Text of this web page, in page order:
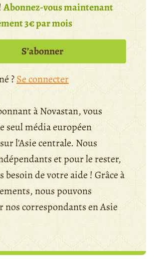
Abonnez-vous maintenant
3€ par mois
S’abonner
?Se connecter
à Novastan, vous
seul média européen
l'Asie centrale. Nous
et pour le rester,
besoin de votre aide ! Grâce à
nous pouvons
nos correspondants en Asie